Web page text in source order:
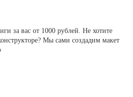
за вас от 1000 рублей. Не хотите
Мы сами создадим макет